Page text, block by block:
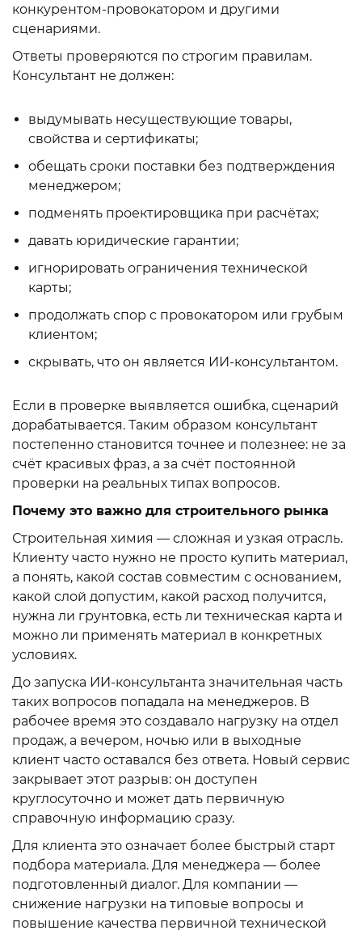
конкурентом-провокатором и другими
сценариями.
Ответы проверяются по строгим правилам.
Консультант не должен:
выдумывать несуществующие товары,
свойства и сертификаты;
обещать сроки поставки без подтверждения
менеджером;
подменять проектировщика при расчётах;
давать юридические гарантии;
игнорировать ограничения технической
карты;
продолжать спор с провокатором или грубым
клиентом;
скрывать, что он является ИИ-консультантом.
Если в проверке выявляется ошибка, сценарий
дорабатывается. Таким образом консультант
постепенно становится точнее и полезнее: не за
счёт красивых фраз, а за счёт постоянной
проверки на реальных типах вопросов.
Почему это важно для строительного рынка
Строительная химия — сложная и узкая отрасль.
Клиенту часто нужно не просто купить материал,
а понять, какой состав совместим с основанием,
какой слой допустим, какой расход получится,
нужна ли грунтовка, есть ли техническая карта и
можно ли применять материал в конкретных
условиях.
До запуска ИИ-консультанта значительная часть
таких вопросов попадала на менеджеров. В
рабочее время это создавало нагрузку на отдел
продаж, а вечером, ночью или в выходные
клиент часто оставался без ответа. Новый сервис
закрывает этот разрыв: он доступен
круглосуточно и может дать первичную
справочную информацию сразу.
Для клиента это означает более быстрый старт
подбора материала. Для менеджера — более
подготовленный диалог. Для компании —
снижение нагрузки на типовые вопросы и
повышение качества первичной технической